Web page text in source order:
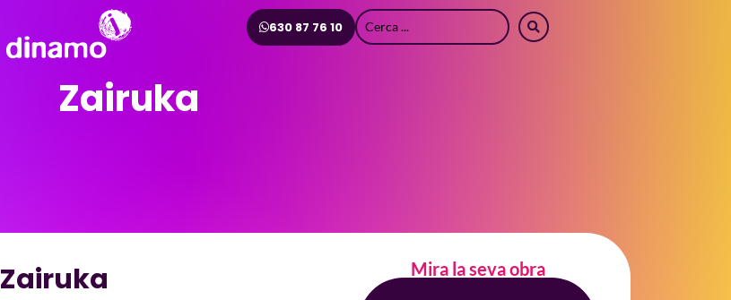
630 87 76 10
Zairuka
Zairuka Mira la seva obra